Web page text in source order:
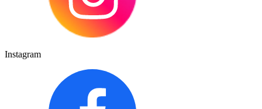
Instagram